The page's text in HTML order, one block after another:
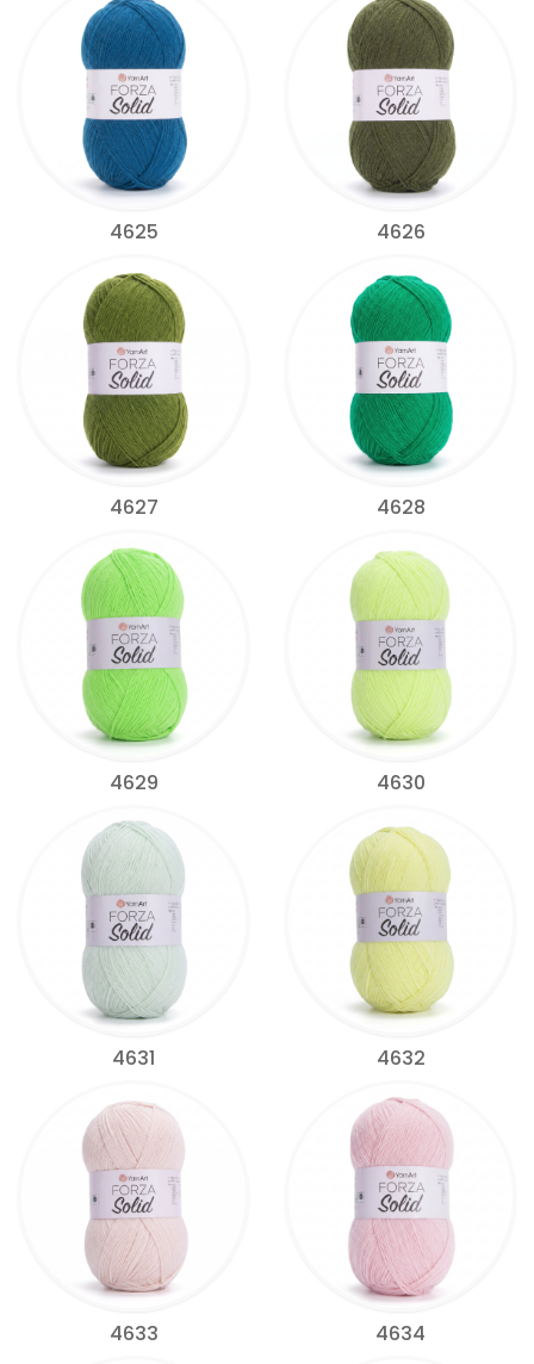
4625 4626
4627 4628
4629 4630
4631 4632
4633 4634